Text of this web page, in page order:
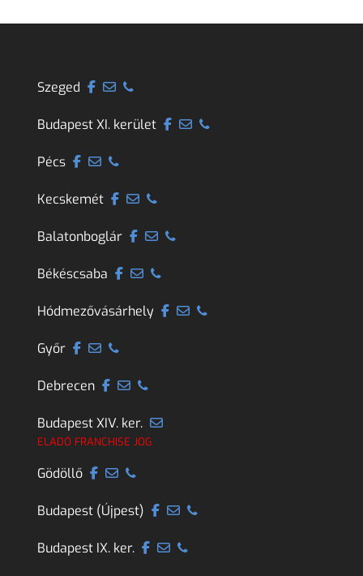
Szeged
Budapest XI. kerület
Pécs
Kecskemét
Balatonboglár
Békéscsaba
Hódmezővásárhely
Győr
Debrecen
Budapest XIV. ker.
ELADÓ FRANCHISE JOG
Gödöllő
Budapest (Újpest)
Budapest IX. ker.